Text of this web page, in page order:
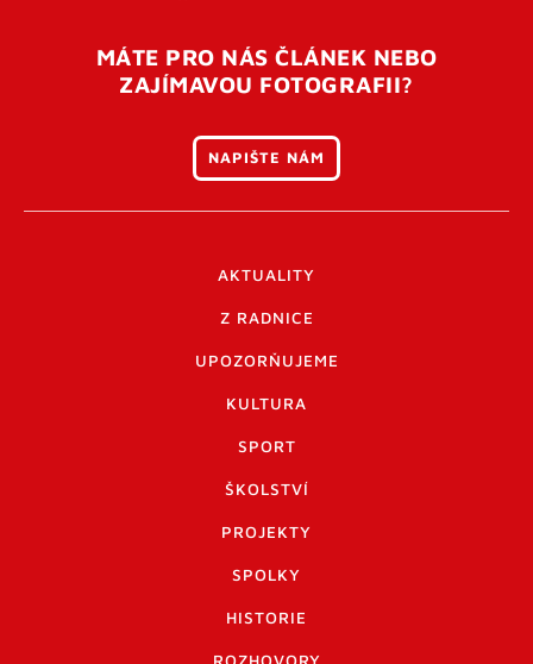
MÁTE PRO NÁS ČLÁNEK NEBO
ZAJÍMAVOU FOTOGRAFII?
NAPIŠTE NÁM
AKTUALITY
Z RADNICE
UPOZORŇUJEME
KULTURA
SPORT
ŠKOLSTVÍ
PROJEKTY
SPOLKY
HISTORIE
ROZHOVORY